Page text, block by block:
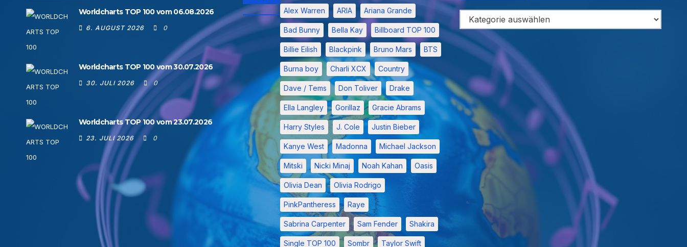
Worldcharts TOP 100 vom 06.08.2026
6. AUGUST 2026 0
Worldcharts TOP 100 vom 30.07.2026
30. JULI 2026 0
Worldcharts TOP 100 vom 23.07.2026
23. JULI 2026 0
Alex Warren ARIA Ariana Grande
Bad Bunny Bella Kay Billboard TOP 100
Billie Eilish Blackpink Bruno Mars BTS
Burna boy Charli XCX Country
Dave / Tems Don Toliver Drake
Ella Langley Gorillaz Gracie Abrams
Harry Styles J. Cole Justin Bieber
Kanye West Madonna Michael Jackson
Mitski Nicki Minaj Noah Kahan Oasis
Olivia Dean Olivia Rodrigo
PinkPantheress Raye
Sabrina Carpenter Sam Fender Shakira
Single TOP 100 Sombr Taylor Swift
Categories